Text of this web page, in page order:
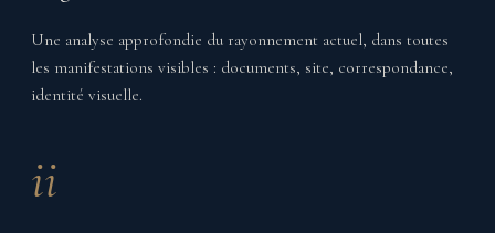
Une analyse approfondie du rayonnement actuel, dans toutes
les manifestations visibles : documents, site, correspondance,
identité visuelle.
ii